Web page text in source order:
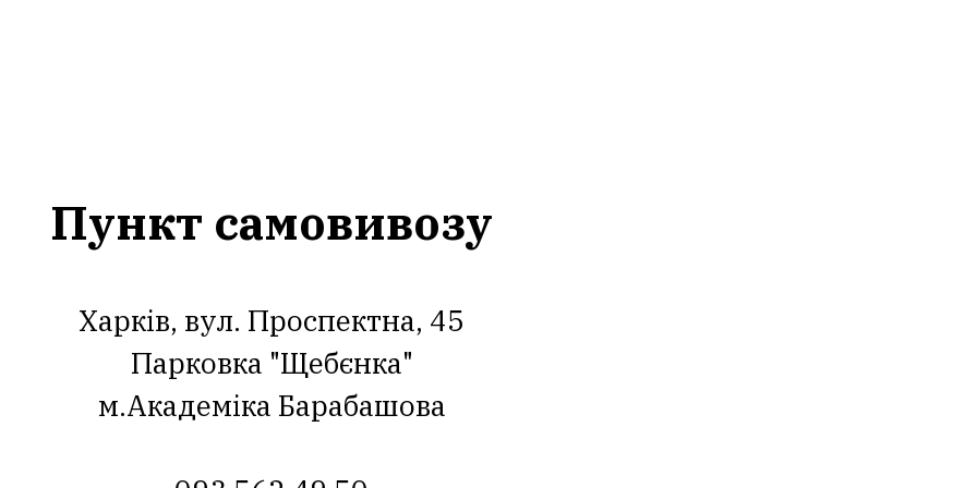
Пункт самовивозу
Харків, вул. Проспектна, 45
Парковка "Щебєнка"
м.Академіка Барабашова